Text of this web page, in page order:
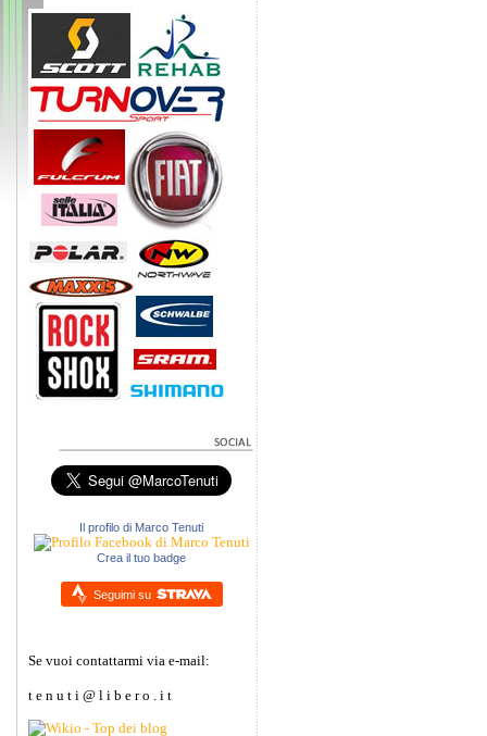
Il profilo di Marco Tenuti
Crea il tuo badge
Seguimi su
Se vuoi contattarmi via e-mail:
t e n u t i @ l i b e r o . i t